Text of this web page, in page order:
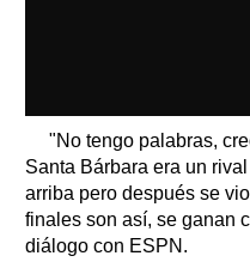
"No tengo palabras,
Santa Bárbara era un
arriba pero después se
finales son así, se ganan
diálogo con ESPN.